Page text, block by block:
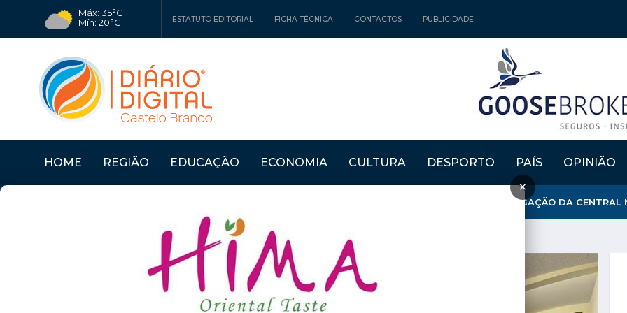
Máx: 35°C
Mín: 20°C
ESTATUTO EDITORIAL FICHA TÉCNICA CONTACTOS PUBLICIDADE
HOME REGIÃO EDUCAÇÃO ECONOMIA CULTURA DESPORTO PAÍS OPINIÃO
×
VERDES APELAM AO GOVERNO PARA QUE SE OPONHA À PRORROGAÇÃO DA CENTRAL